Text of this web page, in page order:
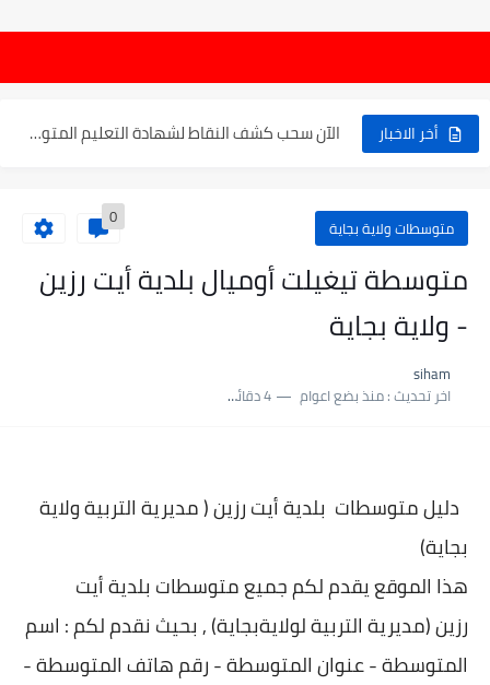
أخر الاخبار
الإعلان عن نتائج بكالوريا 2025 في الجزائر يوم 20...
الآن سحب كشف النقاط لشهادة التعليم المتوسط 2025
حساب معدل شهادة التعليم المتوسط بيام 2025
متوسطات ولاية بجاية 0
متوسطة تيغيلت أوميال بلدية أيت رزين
- ولاية بجاية
siham
اخر تحديث :منذ بضع اعوام 4 دقائق للقراءة
دليل متوسطات بلديةأيت رزين ( مديرية التربية ولاية
بجاية)
هذا الموقع يقدم لكم جميع متوسطات بلديةأيت
رزين (مديرية التربية لولايةبجاية) , بحيث نقدم لكم : اسم
المتوسطة - عنوان المتوسطة - رقم هاتف المتوسطة -